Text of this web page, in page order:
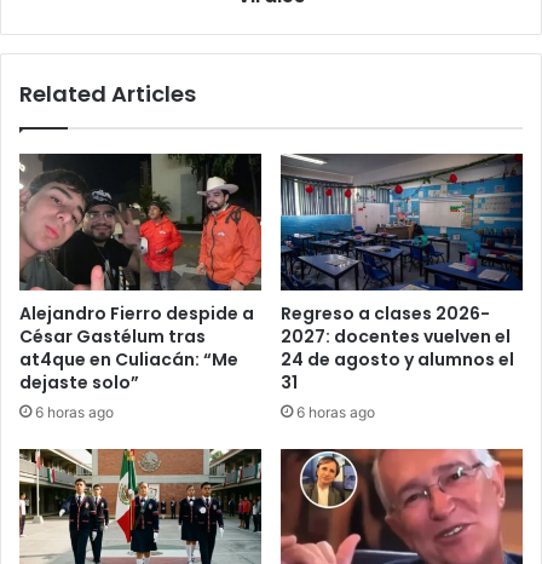
Related Articles
Alejandro Fierro despide a
César Gastélum tras
at4que en Culiacán: “Me
dejaste solo”
6 horas ago
Regreso a clases 2026-
2027: docentes vuelven el
24 de agosto y alumnos el
31
6 horas ago